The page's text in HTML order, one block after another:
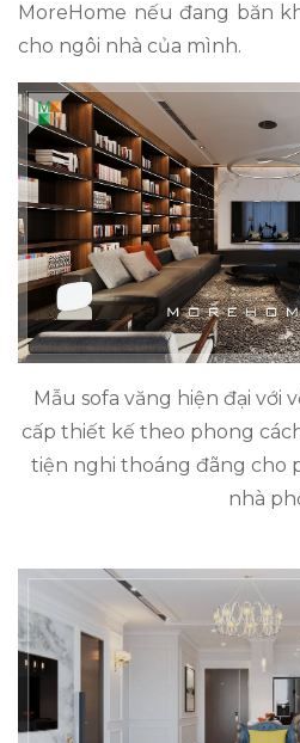
MoreHome nếu đang băn
cho ngôi nhà của mình.
Mẫu sofa văng hiện đại với
cấp thiết kế theo phong
tiện nghi thoáng đãng cho
nhà